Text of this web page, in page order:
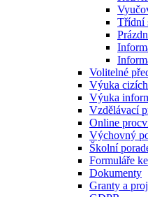
Třídní
Volitelné
Výuka
Výuka
Vzdělávací
Online
Výchovný
Školní
Formuláře
Dokumenty
Granty a